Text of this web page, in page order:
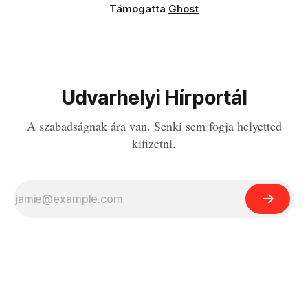
Támogatta Ghost
Udvarhelyi Hírportál
A szabadságnak ára van. Senki sem fogja helyetted
kifizetni.